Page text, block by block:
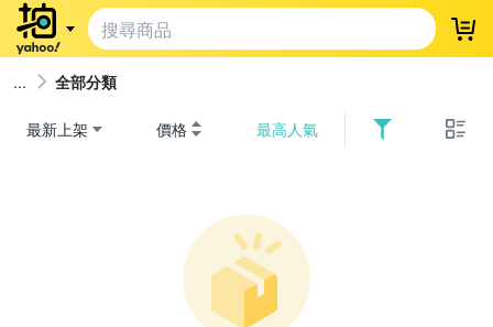
登
全部分類
最新上架 價格 最高人氣